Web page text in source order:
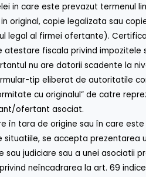
in care este prevazut termenul
original, copie legalizata sau
legal al firmei ofertante).
fiscala privind impozitele
nu are datorii scadente la
tip eliberat de autoritatile
cu originalul” de catre
ofertant asociat.
în tara de origine sau în care
situatiile, se accepta
sau judiciare sau a unei asociatii
neîncadrarea la art. 69